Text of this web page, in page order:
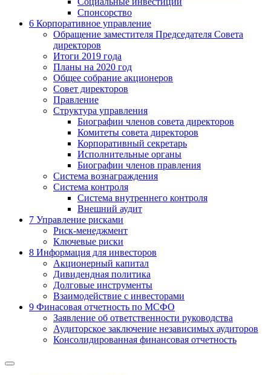
Спонсорство
6 Корпоративное управление
Обращение заместителя Председателя Совета
директоров
Итоги 2019 года
Планы на 2020 год
Общее собрание акционеров
Совет директоров
Правление
Структура управления
Биографии членов совета директоров
Комитеты совета директоров
Корпоративный секретарь
Исполнительные органы
Биографии членов правления
Система вознаграждения
Система контроля
Система внутреннего контроля
Внешний аудит
7 Управление рисками
Риск-менеджмент
Ключевые риски
8 Информация для инвесторов
Акционерный капитал
Дивидендная политика
Долговые инструменты
Взаимодействие с инвеcторами
9 Финасовая отчетность по МСФО
Заявление об ответственности руководства
Аудиторское заключение независимых аудиторов
Консолидированная финансовая отчетность